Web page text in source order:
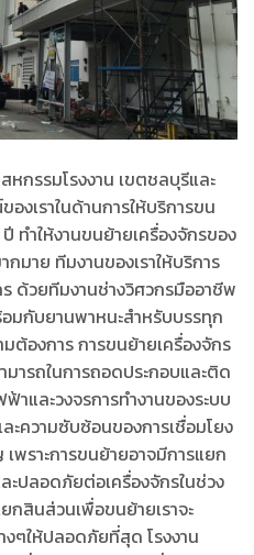
กรรมโรงงาน เขตชลบุรีและ
งเราในด้านการให้บริการขน
ทำให้งานขนย้ายเครื่องจักรของ
กมาย ทีมงานของเราให้บริการ
ด้วยทีมงานช่างวิศวกรมืออาชีพ
มกับยานพาหนะสำหรับบรรทุก
ต้องการ การขนย้ายเครื่องจักร
ารถในการถอดประกอบและติด
าและวงจรการทำงานของระบบ
ความซับซ้อนของการเชื่อมโยง
ราะการขนย้ายอาจมีการแยก
ะปลอดภัยต่อเครื่องจักรในช่วง
สินส่วนเพื่อขนย้ายเราจะ
ๆให้ปลอดภัยที่สุด โรงงาน